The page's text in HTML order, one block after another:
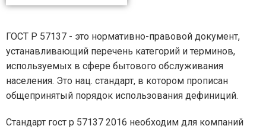
ГОСТ Р 57137 - это нормативно-правовой документ,
устанавливающий перечень категорий и терминов,
используемых в сфере бытового обслуживания
населения. Это нац. стандарт, в котором прописан
общепринятый порядок использования дефиниций.
Стандарт гост р 57137 2016 необходим для компаний